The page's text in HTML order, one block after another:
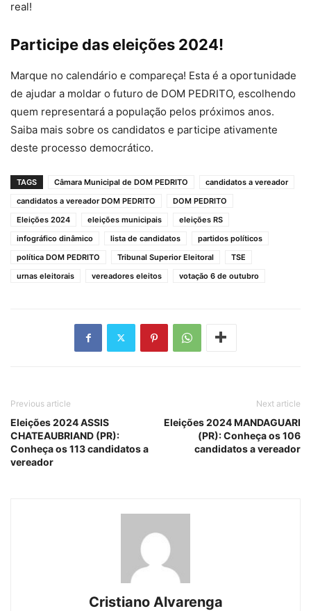
real!
Participe das eleições 2024!
Marque no calendário e compareça! Esta é a oportunidade
de ajudar a moldar o futuro de DOM PEDRITO, escolhendo
quem representará a população pelos próximos anos.
Saiba mais sobre os candidatos e participe ativamente
deste processo democrático.
TAGS Câmara Municipal de DOM PEDRITO
candidatos a vereador
candidatos a vereador DOM PEDRITO
DOM PEDRITO
Eleições 2024
eleições municipais
eleições RS
infográfico dinâmico
lista de candidatos
partidos políticos
política DOM PEDRITO
Tribunal Superior Eleitoral
TSE
urnas eleitorais
vereadores eleitos votação 6 de outubro
Previous article
Eleições 2024 ASSIS
CHATEAUBRIAND (PR):
Conheça os 113 candidatos a
vereador
Next article
Eleições 2024 MANDAGUARI
(PR): Conheça os 106
candidatos a vereador
Cristiano Alvarenga